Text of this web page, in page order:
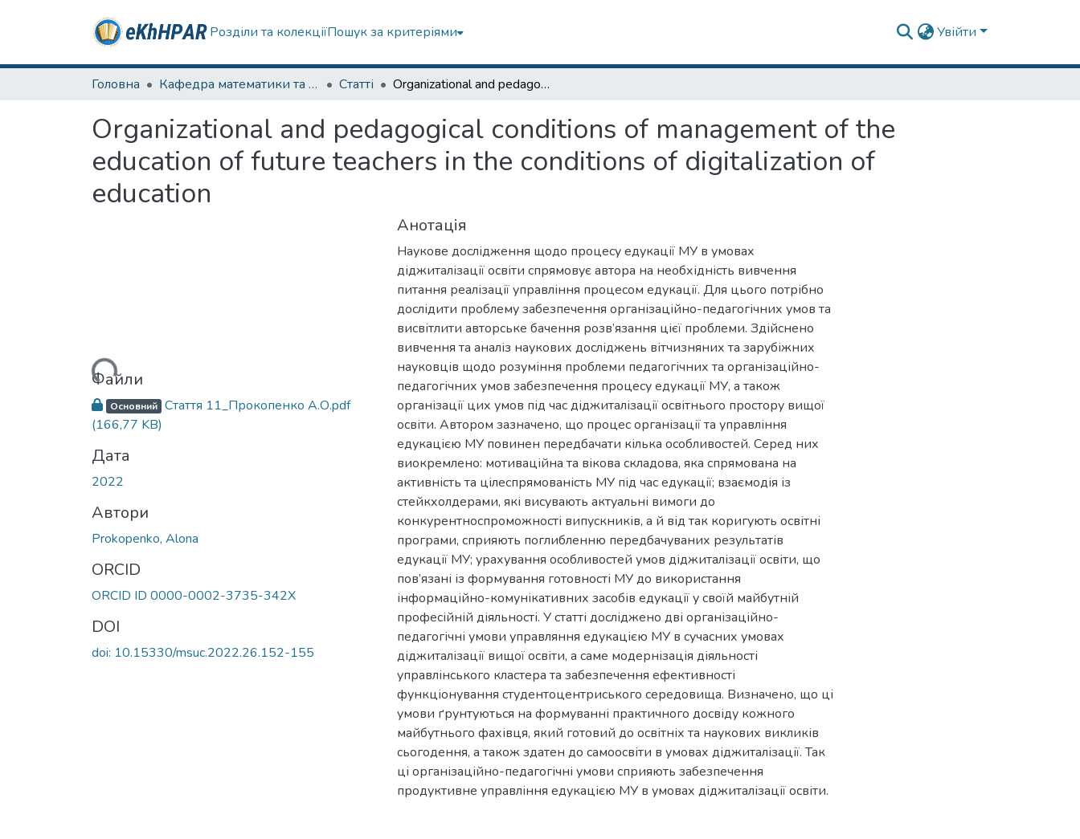
Розділи та колекціїПошук за критеріями Увійти
Головна Кафедра математики та фізики Статті Organizational and pedagogical conditions of management of the education of future teachers in the conditions of digitalization of education
Organizational and pedagogical conditions of management of the
education of future teachers in the conditions of digitalization of
education
Вантажиться...
Файли
Основний Стаття 11_Прокопенко А.О.pdf
(166,77 KB)
Дата
2022
Автори
Prokopenko, Alona
ORCID
ORCID ID 0000-0002-3735-342X
DOI
doi: 10.15330/msuc.2022.26.152-155
Анотація
Наукове дослідження щодо процесу едукації МУ в умовах
діджиталізації освіти спрямовує автора на необхідність вивчення
питання реалізації управління процесом едукації. Для цього потрібно
дослідити проблему забезпечення організаційно-педагогічних умов та
висвітлити авторське бачення розв’язання цієї проблеми. Здійснено
вивчення та аналіз наукових досліджень вітчизняних та зарубіжних
науковців щодо розуміння проблеми педагогічних та організаційно-
педагогічних умов забезпечення процесу едукації МУ, а також
організації цих умов під час діджиталізації освітнього простору вищої
освіти. Автором зазначено, що процес організації та управління
едукацією МУ повинен передбачати кілька особливостей. Серед них
виокремлено: мотиваційна та вікова складова, яка спрямована на
активність та цілеспрямованість МУ під час едукації; взаємодія із
стейкхолдерами, які висувають актуальні вимоги до
конкурентноспроможності випускників, а й від так коригують освітні
програми, сприяють поглибленню передбачуваних результатів
едукації МУ; урахування особливостей умов діджиталізації освіти, що
пов’язані із формування готовності МУ до використання
інформаційно-комунікативних засобів едукації у своїй майбутній
професійній діяльності. У статті досліджено дві організаційно-
педагогічні умови управляння едукацією МУ в сучасних умовах
діджиталізації вищої освіти, а саме модернізація діяльності
управлінського кластера та забезпечення ефективності
функціонування студентоцентриського середовища. Визначено, що ці
умови ґрунтуються на формуванні практичного досвіду кожного
майбутнього фахівця, який готовий до освітніх та наукових викликів
сьогодення, а також здатен до самоосвіти в умовах діджиталізації. Так
ці організаційно-педагогічні умови сприяють забезпечення
продуктивне управління едукацією МУ в умовах діджиталізації освіти.